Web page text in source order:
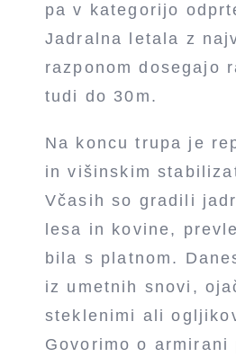
pa v kategorijo
Jadralna letala z
razponom dosegajo
tudi do 30m.
Na koncu trupa je
in višinskim
Včasih so gradili
lesa in kovine,
bila s platnom.
iz umetnih snovi,
steklenimi ali
Govorimo o armirani